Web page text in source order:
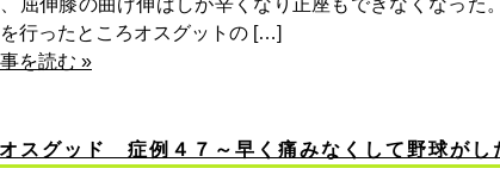
屈伸膝の曲げ伸ばしが辛くなり正座もできなくなった
行ったところオスグットの […]
を読む »
オスグッド 症例４７～早く痛みなくして野球がし